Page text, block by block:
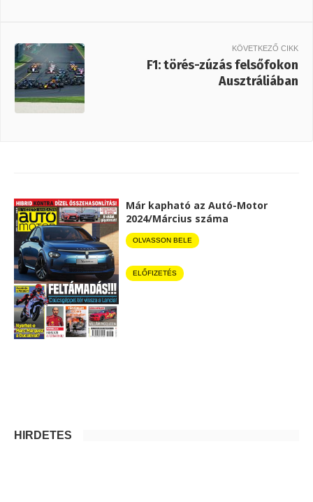
KÖVETKEZŐ CIKK
F1: törés-zúzás felsőfokon
Ausztráliában
Már kapható az Autó-Motor
2024/Március száma
OLVASSON BELE
ELŐFIZETÉS
HIRDETÉS